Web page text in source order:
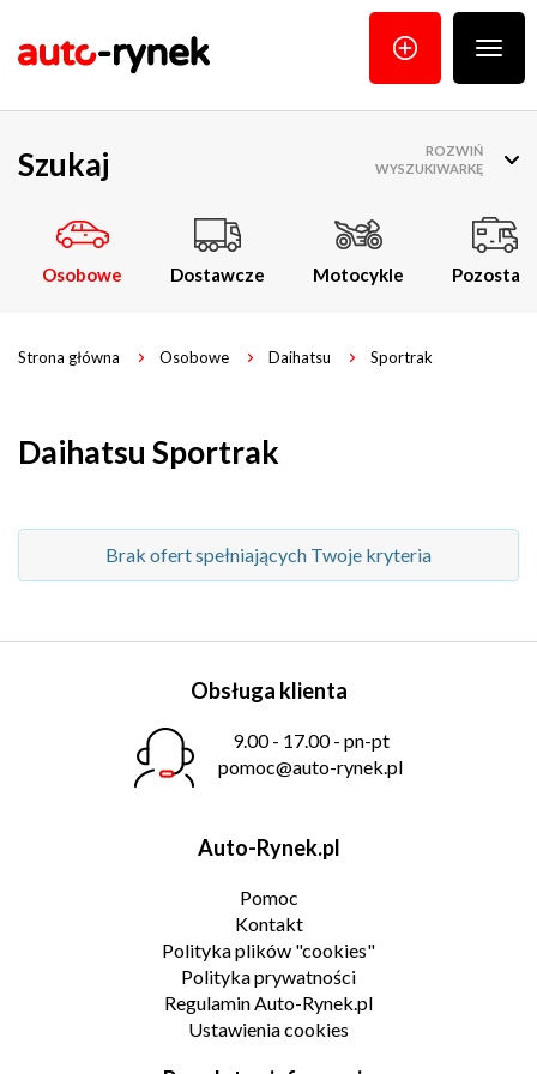
menu
Szukaj
Osobowe Dostawcze Motocykle Pozostałe
ROZWIŃ
WYSZUKIWARKĘ
Strona główna Osobowe Daihatsu Sportrak
Daihatsu Sportrak
Brak ofert spełniających Twoje kryteria
Obsługa klienta
9.00 - 17.00 - pn-pt
pomoc@auto-rynek.pl
Auto-Rynek.pl
Pomoc
Kontakt
Polityka plików "cookies"
Polityka prywatności
Regulamin Auto-Rynek.pl
Ustawienia cookies